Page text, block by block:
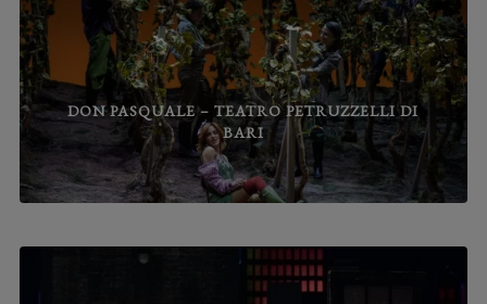
DON PASQUALE – TEATRO PETRUZZELLI DI
BARI